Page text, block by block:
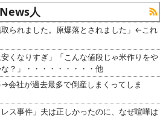
News人
られました。原爆落とされました」←これ
くなりすぎ」「こんな値段じゃ米作りをや
？」・・・・・・・・・他
→会社が過去最多で倒産しまくってしま
ス事件」夫は正しかったのに、なぜ喧嘩は